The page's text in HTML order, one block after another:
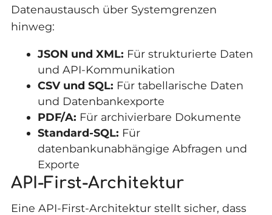
Datenaustausch über Systemgrenzen
hinweg:
JSON und XML: Für strukturierte Daten
und API-Kommunikation
CSV und SQL: Für tabellarische Daten
und Datenbankexporte
PDF/A: Für archivierbare Dokumente
Standard-SQL: Für
datenbankunabhängige Abfragen und
Exporte
API-First-Architektur
Eine API-First-Architektur stellt sicher, dass